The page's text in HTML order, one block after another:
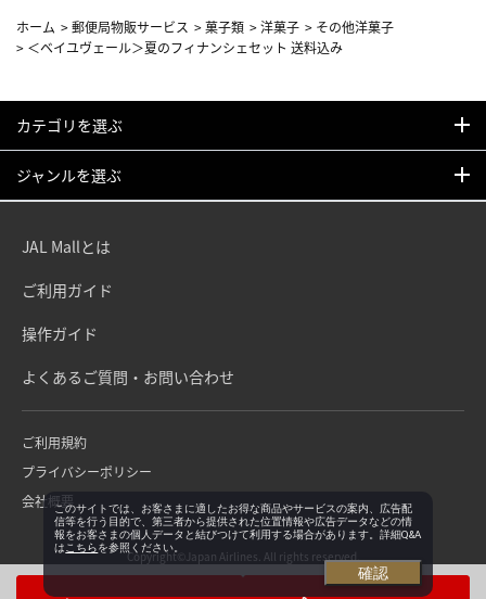
ホーム >郵便局物販サービス >菓子類 >洋菓子 > その他洋菓子
> ＜ベイユヴェール＞夏のフィナンシェセット 送料込み
カテゴリを選ぶ
ジャンルを選ぶ
JAL Mallとは
ご利用ガイド
操作ガイド
よくあるご質問・お問い合わせ
ご利用規約
プライバシーポリシー
会社概要
Copyright©Japan Airlines. All rights reserved.
このサイトでは、お客さまに適したお得な商品やサービスの案内、広告配
信等を行う目的で、第三者から提供された位置情報や広告データなどの情
報をお客さまの個人データと結びつけて利用する場合があります。詳細Q&A
は こちらを参照ください。
確認